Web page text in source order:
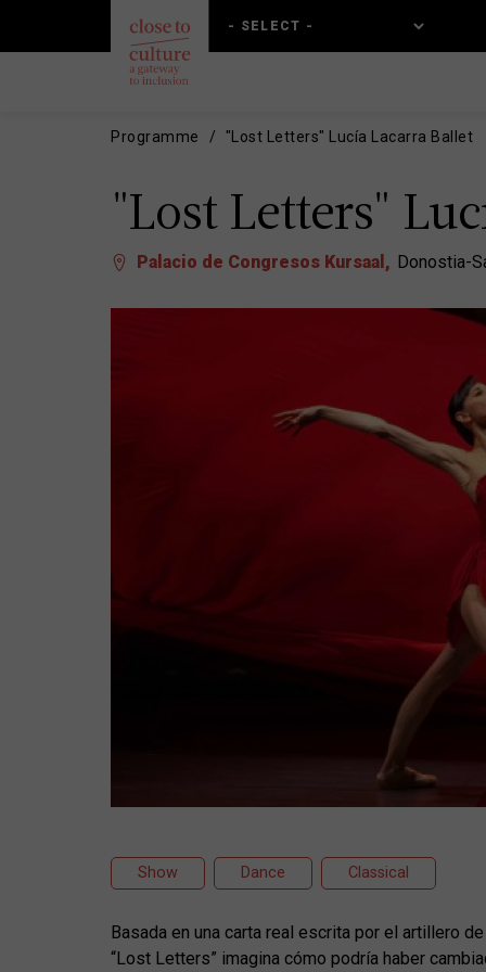
main
main
Programme "Lost Letters" Lucía Lacarra Ballet
"Lost Letters"
Palacio de Congresos Kursaal Donostia-
Show Dance Classical
Basada en una carta real escrita por el artillero
“Lost Letters” imagina cómo podría haber